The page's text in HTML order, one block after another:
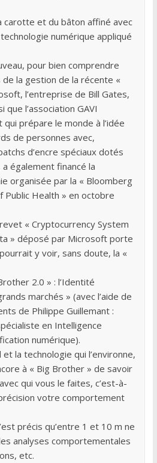
carotte et du bâton affiné avec
numérique appliqué
pour bien comprendre
la gestion de la récente «
l’entreprise de Bill Gates,
que l’association GAVI
qui prépare le monde à l’idée
de personnes avec,
d’encre spéciaux dotés
également financé la
organisée par la « Bloomberg
Public Health » en octobre
« Cryptocurrency System
» déposé par Microsoft porte
y voir, sans doute, la «
2.0 » : l’Identité
marchés » (avec l’aide de
de Philippe Guillemant :
en Intelligence
numérique).
la technologie qui l’environne,
à « Big Brother » de savoir
qui vous le faites, c’est-à-
votre comportement
précis qu’entre 1 et 10 m ne
analyses comportementales
etc.